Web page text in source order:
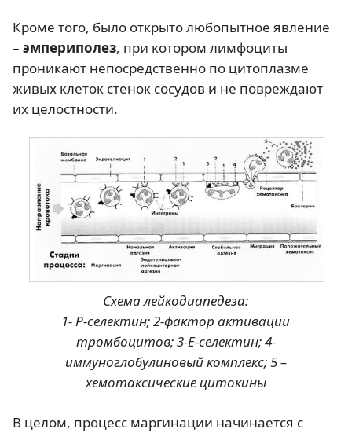
Кроме того, было открыто любопытное явление
– эмпериполез, при котором лимфоциты
проникают непосредственно по цитоплазме
живых клеток стенок сосудов и не повреждают
их целостности.
Схема лейкодиапедеза:
1- Р-селектин; 2-фактор активации
тромбоцитов; 3-Е-селектин; 4-
иммуноглобулиновый комплекс; 5 –
хемотаксические цитокины
В целом, процесс маргинации начинается с